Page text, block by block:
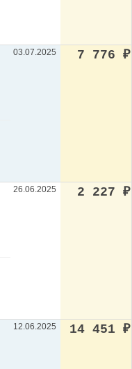
03.07.2025 7 776 ₽
26.06.2025 2 227 ₽
12.06.2025 14 451 ₽